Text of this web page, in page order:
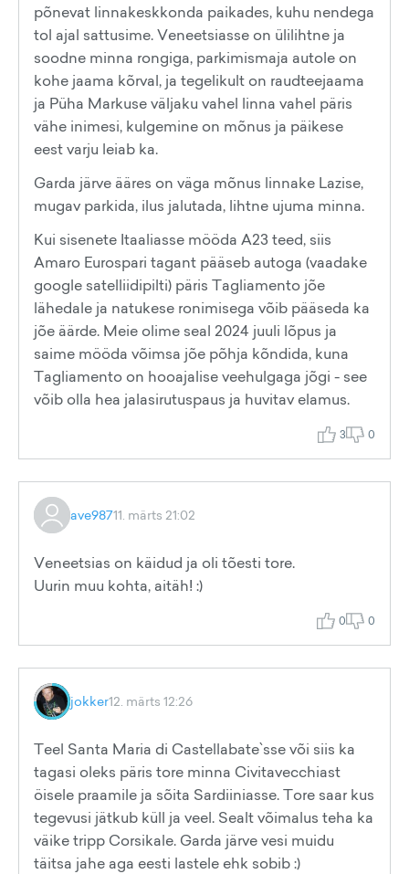
põnevat linnakeskkonda paikades, kuhu nendega
tol ajal sattusime. Veneetsiasse on ülilihtne ja
soodne minna rongiga, parkimismaja autole on
kohe jaama kõrval, ja tegelikult on raudteejaama
ja Püha Markuse väljaku vahel linna vahel päris
vähe inimesi, kulgemine on mõnus ja päikese
eest varju leiab ka.
Garda järve ääres on väga mõnus linnake Lazise,
mugav parkida, ilus jalutada, lihtne ujuma minna.
Kui sisenete Itaaliasse mööda A23 teed, siis
Amaro Eurospari tagant pääseb autoga (vaadake
google satelliidipilti) päris Tagliamento jõe
lähedale ja natukese ronimisega võib pääseda ka
jõe äärde. Meie olime seal 2024 juuli lõpus ja
saime mööda võimsa jõe põhja kõndida, kuna
Tagliamento on hooajalise veehulgaga jõgi - see
võib olla hea jalasirutuspaus ja huvitav elamus.
3 0
ave98711. märts 21:02
Veneetsias on käidud ja oli tõesti tore.
Uurin muu kohta, aitäh! :)
0 0
jokker12. märts 12:26
Teel Santa Maria di Castellabate`sse või siis ka
tagasi oleks päris tore minna Civitavecchiast
öisele praamile ja sõita Sardiiniasse. Tore saar kus
tegevusi jätkub küll ja veel. Sealt võimalus teha ka
väike tripp Corsikale. Garda järve vesi muidu
täitsa jahe aga eesti lastele ehk sobib :)